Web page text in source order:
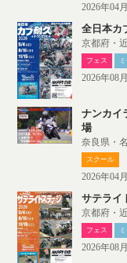
2026年04
全日本カ
京都府・
フェス
2026年08
ナンカイ
場
奈良県・
スクール
2026年04
サテライ
京都府・
フェス
2026年08